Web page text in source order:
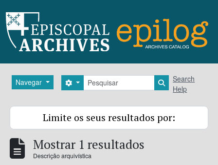
Navegar Pesquisar
Search options Search in
Search
Help
Limite os seus resultados por:
Mostrar 1 resultados
Descrição arquivística